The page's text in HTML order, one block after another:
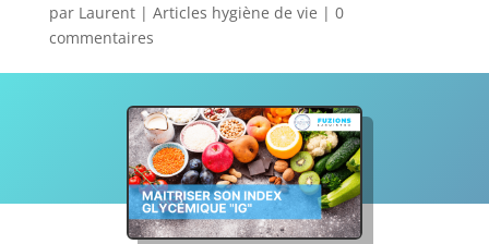
par Laurent| Articles hygiène de vie | 0
commentaires